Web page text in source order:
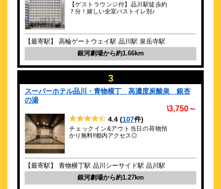
品川駅直結。新幹線改札口から出てすぐ。羽田空港へも電車で
一本！
約 1.27 km
スーパーホテル品川・青物横丁 高濃度
炭酸泉 銀杏の湯
\3,750～
107
チェックイン&アウト当日の荷物預かり無料!!都内アクセス◎
東横ＩＮＮ品川駅高輪口
\7,035～
マクセルアクアパーク品川へ徒歩5分！朝食・小学生以下添い寝
【ゲストラウンジ付】品川駅徒歩約
７分！嬉しい全室バストイレ別♪
【最寄駅】 高輪ゲートウェイ駅 品川駅 泉岳寺駅
銀河劇場から約1.66km
3
スーパーホテル品川・青物横丁 高濃度炭酸泉 銀杏
の湯
\3,750～
4.4 (107件)
チェックイン&アウト当日の荷物預
かり無料!!都内アクセス◎
【最寄駅】 青物横丁駅 品川シーサイド駅 品川駅
銀河劇場から約1.27km